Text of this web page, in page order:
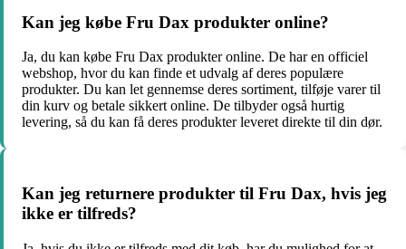
Kan jeg købe Fru Dax produkter online?
Ja, du kan købe Fru Dax produkter online. De har en officiel
webshop, hvor du kan finde et udvalg af deres populære
produkter. Du kan let gennemse deres sortiment, tilføje varer til
din kurv og betale sikkert online. De tilbyder også hurtig
levering, så du kan få deres produkter leveret direkte til din dør.
Kan jeg returnere produkter til Fru Dax, hvis jeg
ikke er tilfreds?